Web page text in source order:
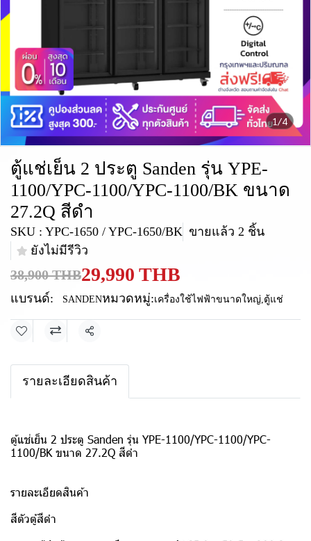
1/4
ตู้แช่เย็น 2 ประตู Sanden รุ่น YPE-
1100/YPC-1100/YPC-1100/BK ขนาด
27.2Q สีดำ
SKU : YPC-1650 / YPC-1650/BK ขายแล้ว 2 ชิ้น
ยังไม่มีรีวิว
38,900 THB29,990 THB
แบรนด์: SANDENหมวดหมู่:เครื่องใช้ไฟฟ้าขนาดใหญ่,ตู้แช่
แชร์
รายละเอียดสินค้า
ตู้แช่เย็น 2 ประตู Sanden รุ่น YPE-1100/YPC-1100/YPC-
1100/BK ขนาด 27.2Q สีดำ
รายละเอียดสินค้า
สีตัวตู้สีดำ